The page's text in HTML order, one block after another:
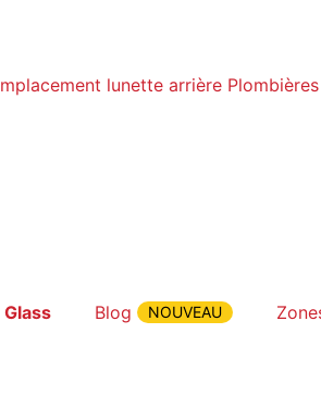
Glass Blog NOUVEAU